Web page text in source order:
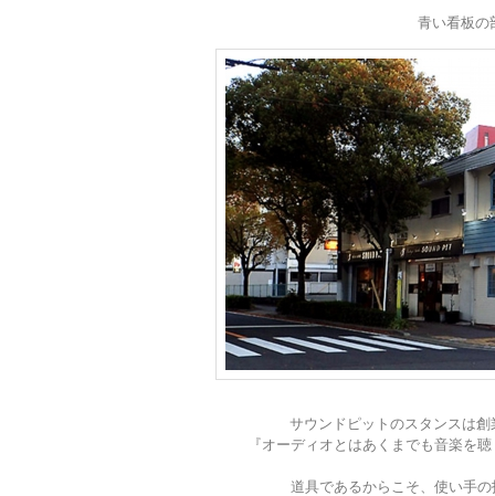
青い看板の
サウンドピットのスタンスは
『オーディオとはあくまでも音楽を
道具であるからこそ、使い手